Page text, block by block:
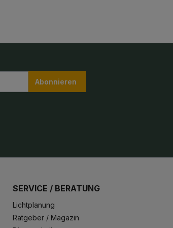
Abonnieren
SERVICE / BERATUNG
Lichtplanung
Ratgeber / Magazin